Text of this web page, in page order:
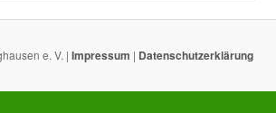
e. V. | Impressum | Datenschutzerklärung